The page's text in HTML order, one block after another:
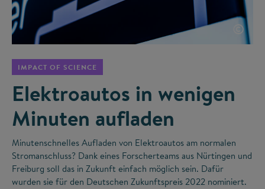
©
IMPACT OF SCIENCE
Elektroautos in wenigen
Minuten aufladen
Minutenschnelles Aufladen von Elektroautos am normalen
Stromanschluss? Dank eines Forscherteams aus Nürtingen und
Freiburg soll das in Zukunft einfach möglich sein. Dafür
wurden sie für den Deutschen Zukunftspreis 2022 nominiert.